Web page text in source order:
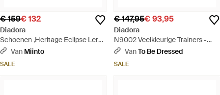
€ 159€ 132
Diadora
Schoenen ,Heritage Eclipse Leren
Schoenen - Wit
Van Miinto
SALE
€ 147,95€ 93,95
Diadora
N9002 Veelkleurige Trainers -
Blauw
VanTo Be Dressed
SALE